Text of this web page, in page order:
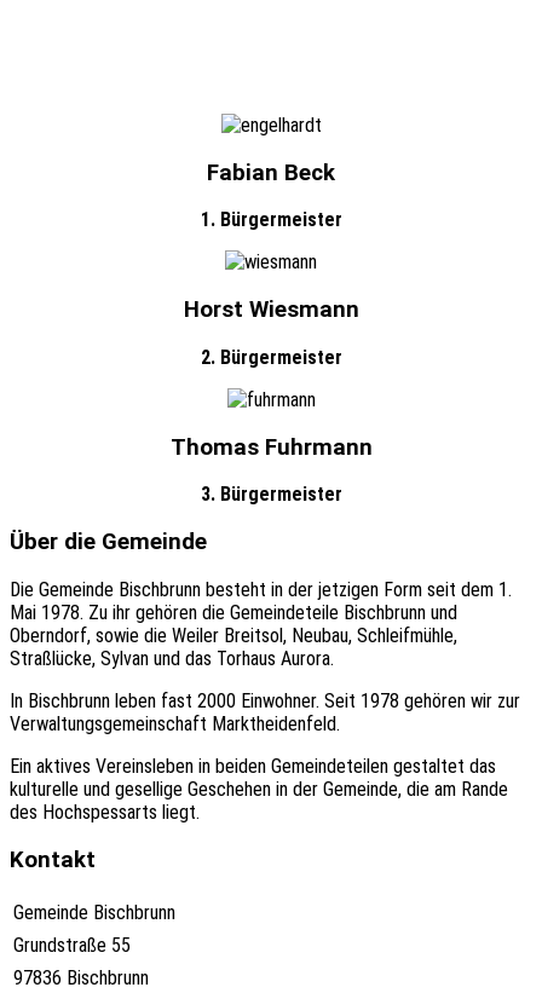
Fabian Beck
1. Bürgermeister
Horst Wiesmann
2. Bürgermeister
Thomas Fuhrmann
3. Bürgermeister
Über die Gemeinde
Die Gemeinde Bischbrunn besteht in der jetzigen Form seit dem 1.
Mai 1978. Zu ihr gehören die Gemeindeteile Bischbrunn und
Oberndorf, sowie die Weiler Breitsol, Neubau, Schleifmühle,
Straßlücke, Sylvan und das Torhaus Aurora.
In Bischbrunn leben fast 2000 Einwohner. Seit 1978 gehören wir zur
Verwaltungsgemeinschaft Marktheidenfeld.
Ein aktives Vereinsleben in beiden Gemeindeteilen gestaltet das
kulturelle und gesellige Geschehen in der Gemeinde, die am Rande
des Hochspessarts liegt.
Kontakt
Gemeinde Bischbrunn
Grundstraße 55
97836 Bischbrunn